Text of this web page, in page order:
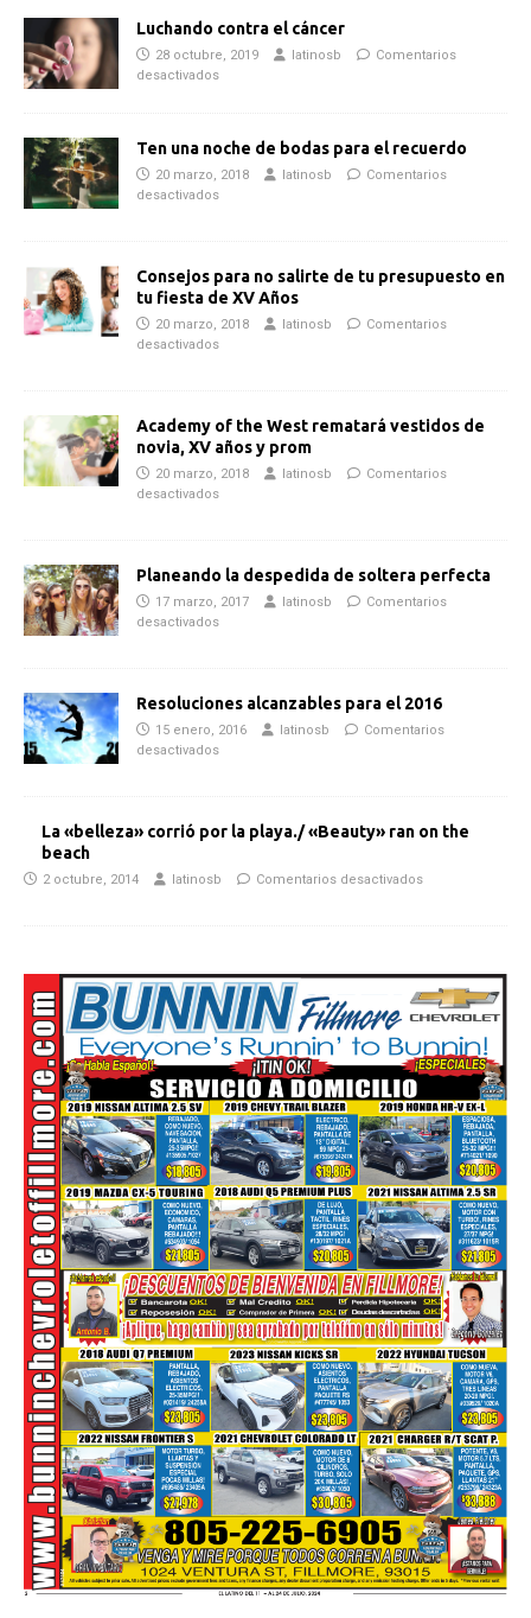
Luchando contra el cáncer
28 octubre, 2019 latinosb
Comentarios
desactivados
Ten una noche de bodas para el recuerdo
20 marzo, 2018 latinosb
Comentarios
desactivados
Consejos para no salirte de tu presupuesto en
tu fiesta de XV Años
20 marzo, 2018 latinosb
Comentarios
desactivados
Academy of the West rematará vestidos de
novia, XV años y prom
20 marzo, 2018 latinosb
Comentarios
desactivados
Planeando la despedida de soltera perfecta
17 marzo, 2017 latinosb
Comentarios
desactivados
Resoluciones alcanzables para el 2016
15 enero, 2016 latinosb
Comentarios
desactivados
La «belleza» corrió por la playa./ «Beauty» ran on the
beach
2 octubre, 2014 latinosb Comentarios desactivados